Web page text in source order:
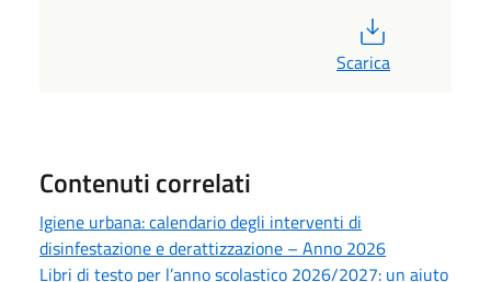
Scarica
Contenuti correlati
Igiene urbana: calendario degli interventi di
disinfestazione e derattizzazione – Anno 2026
Libri di testo per l’anno scolastico 2026/2027: un aiuto